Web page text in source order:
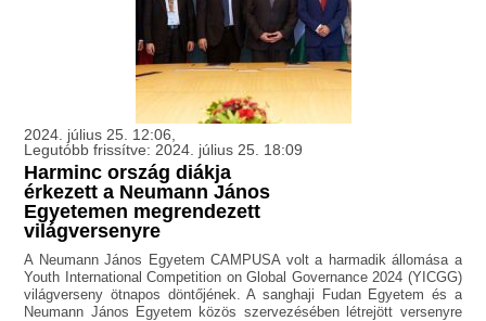
2024. július 25. 12:06,
Legutóbb frissítve: 2024. július 25. 18:09
Harminc ország diákja
érkezett a Neumann János
Egyetemen megrendezett
világversenyre
A Neumann János Egyetem CAMPUSA volt a harmadik állomása a
Youth International Competition on Global Governance 2024 (YICGG)
világverseny ötnapos döntőjének. A sanghaji Fudan Egyetem és a
Neumann János Egyetem közös szervezésében létrejött versenyre